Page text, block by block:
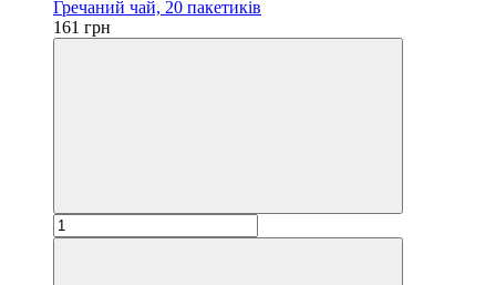
Гречаний чай, 20 пакетиків
161 грн